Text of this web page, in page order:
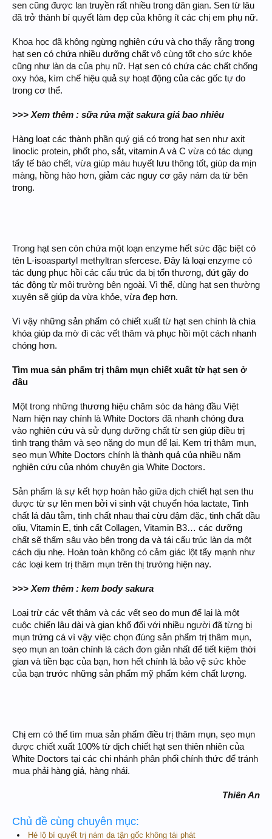
sen cũng được lan truyền rất nhiều trong dân gian. Sen từ lâu
đã trở thành bí quyết làm đẹp của không ít các chị em phụ nữ.
Khoa học đã không ngừng nghiên cứu và cho thấy rằng trong
hạt sen có chứa nhiều dưỡng chất vô cùng tốt cho sức khỏe
cũng như làn da của phụ nữ. Hạt sen có chứa các chất chống
oxy hóa, kìm chế hiệu quả sự hoạt động của các gốc tự do
trong cơ thể.
>>> Xem thêm : sữa rửa mặt sakura giá bao nhiêu
Hàng loạt các thành phần quý giá có trong hạt sen như axit
linoclic protein, phốt pho, sắt, vitamin A và C vừa có tác dụng
tẩy tế bào chết, vừa giúp máu huyết lưu thông tốt, giúp da mịn
màng, hồng hào hơn, giảm các nguy cơ gây nám da từ bên
trong.
Trong hạt sen còn chứa một loạn enzyme hết sức đặc biệt có
tên L-isoaspartyl methyltran sfercese. Đây là loại enzyme có
tác dụng phục hồi các cấu trúc da bị tổn thương, đứt gãy do
tác động từ môi trường bên ngoài. Vì thế, dùng hạt sen thường
xuyên sẽ giúp da vừa khỏe, vừa đẹp hơn.
Vì vậy những sản phẩm có chiết xuất từ hạt sen chính là chìa
khóa giúp da mờ đi các vết thâm và phục hồi một cách nhanh
chóng hơn.
Tìm mua sản phẩm trị thâm mụn chiết xuất từ hạt sen ở
đâu
Một trong những thương hiệu chăm sóc da hàng đầu Việt
Nam hiện nay chính là White Doctors đã nhanh chóng đưa
vào nghiên cứu và sử dụng dưỡng chất từ sen giúp điều trị
tình trạng thâm và sẹo nặng do mụn để lại. Kem trị thâm mụn,
sẹo mụn White Doctors chính là thành quả của nhiều năm
nghiên cứu của nhóm chuyên gia White Doctors.
Sản phẩm là sự kết hợp hoàn hảo giữa dịch chiết hạt sen thu
được từ sự lên men bởi vi sinh vật chuyển hóa lactate, Tinh
chất lá dâu tằm, tinh chất nhau thai cừu đậm đặc, tinh chất dầu
oliu, Vitamin E, tinh cất Collagen, Vitamin B3… các dưỡng
chất sẽ thấm sâu vào bên trong da và tái cấu trúc làn da một
cách dịu nhẹ. Hoàn toàn không có cảm giác lột tẩy mạnh như
các loại kem trị thâm mụn trên thị trường hiện nay.
>>> Xem thêm : kem body sakura
Loại trừ các vết thâm và các vết sẹo do mụn để lại là một
cuộc chiến lâu dài và gian khổ đối với nhiều người đã từng bị
mụn trứng cá vì vậy việc chọn đúng sản phẩm trị thâm mụn,
sẹo mụn an toàn chính là cách đơn giản nhất để tiết kiệm thời
gian và tiền bạc của bạn, hơn hết chính là bảo vệ sức khỏe
của bạn trước những sản phẩm mỹ phẩm kém chất lượng.
Chị em có thể tìm mua sản phẩm điều trị thâm mụn, sẹo mụn
được chiết xuất 100% từ dịch chiết hạt sen thiên nhiên của
White Doctors tại các chi nhánh phân phối chính thức để tránh
mua phải hàng giả, hàng nhái.
Thiên An
Chủ đề cùng chuyên mục:
Hé lộ bí quyết trị nám da tận gốc không tái phát